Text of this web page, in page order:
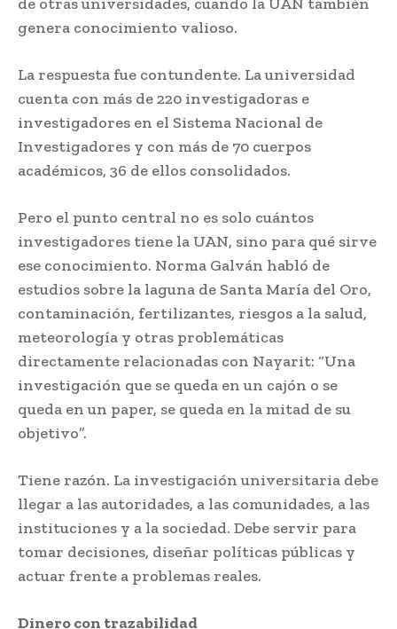
genera conocimiento valioso.
La respuesta fue contundente. La universidad
cuenta con más de 220 investigadoras e
investigadores en el Sistema Nacional de
Investigadores y con más de 70 cuerpos
académicos, 36 de ellos consolidados.
Pero el punto central no es solo cuántos
investigadores tiene la UAN, sino para qué sirve
ese conocimiento. Norma Galván habló de
estudios sobre la laguna de Santa María del Oro,
contaminación, fertilizantes, riesgos a la salud,
meteorología y otras problemáticas
directamente relacionadas con Nayarit: “Una
investigación que se queda en un cajón o se
queda en un paper, se queda en la mitad de su
objetivo”.
Tiene razón. La investigación universitaria debe
llegar a las autoridades, a las comunidades, a las
instituciones y a la sociedad. Debe servir para
tomar decisiones, diseñar políticas públicas y
actuar frente a problemas reales.
Dinero con trazabilidad